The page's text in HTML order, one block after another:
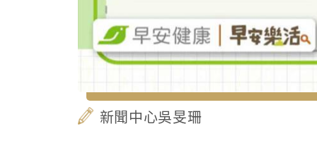
新聞中心吳旻珊